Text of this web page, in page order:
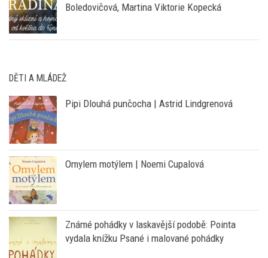
Boledovičová, Martina Viktorie Kopecká
DĚTI A MLÁDEŽ
Pipi Dlouhá punčocha | Astrid Lindgrenová
Omylem motýlem | Noemi Cupalová
Známé pohádky v laskavější podobě: Pointa
vydala knížku Psané i malované pohádky